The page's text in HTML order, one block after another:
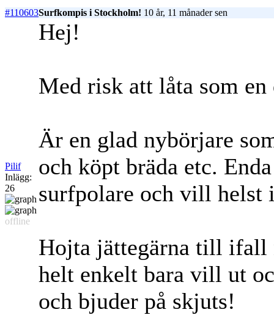
#110603Surfkompis i Stockholm! 10 år, 11 månader sen
Pilif
Inlägg:
26
offline
Hej!
Med risk att låta som
Är en glad nybörjare
och köpt bräda etc.
surfpolare och vill helst
Hojta jättegärna till ifall
helt enkelt bara vill ut
och bjuder på skjuts!